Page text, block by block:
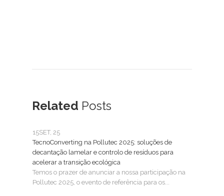
Related Posts
15SET, 25
TecnoConverting na Pollutec 2025: soluções de
decantação lamelar e controlo de resíduos para
acelerar a transição ecológica
Temos o prazer de anunciar a nossa participação na
Pollutec 2025, o evento de referência para os...